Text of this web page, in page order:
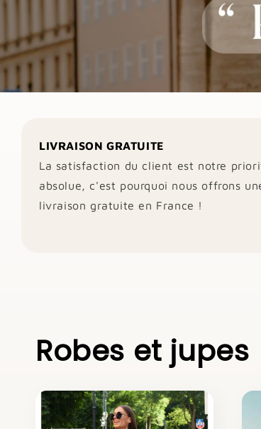
LIVRAISON GRATUITE
La satisfaction du client est notre
absolue, c'est pourquoi nous offrons
livraison gratuite en France !
Robes et jupes